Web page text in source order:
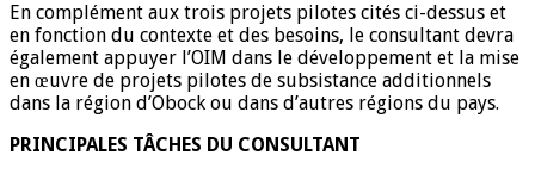
En complément aux trois projets pilotes cités ci-dessus et
en fonction du contexte et des besoins, le consultant devra
également appuyer l’OIM dans le développement et la mise
en œuvre de projets pilotes de subsistance additionnels
dans la région d’Obock ou dans d’autres régions du pays.
PRINCIPALES TÂCHES DU CONSULTANT